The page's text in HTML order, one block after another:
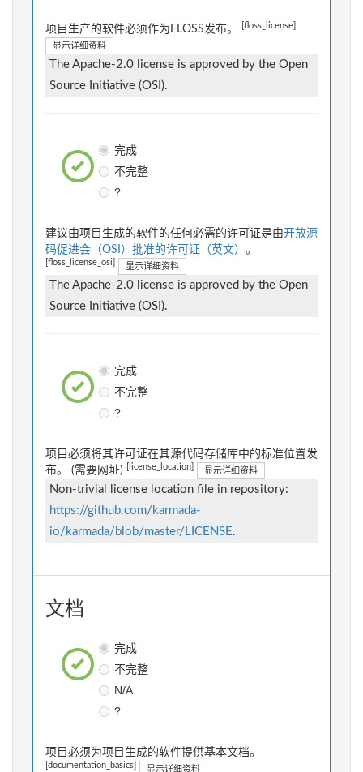
项目生产的软件必须作为FLOSS发布。 [floss_license]
显示详细资料
The Apache-2.0 license is approved by the Open
Source Initiative (OSI).
完成
不完整
?
建议由项目生成的软件的任何必需的许可证是由开放源
码促进会（OSI）批准的许可证（英文） 。
[floss_license_osi] 显示详细资料
The Apache-2.0 license is approved by the Open
Source Initiative (OSI).
完成
不完整
?
项目必须将其许可证在其源代码存储库中的标准位置发
布。 (需要网址)
[license_location] 显示详细资料
Non-trivial license location file in repository:
https://github.com/karmada-
io/karmada/blob/master/LICENSE.
文档
完成
不完整
N/A
?
项目必须为项目生成的软件提供基本文档。
[documentation_basics] 显示详细资料